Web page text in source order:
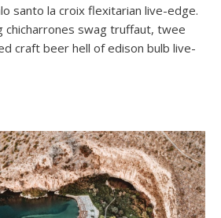
santo la croix flexitarian live-edge.
chicharrones swag truffaut, twee
craft beer hell of edison bulb live-